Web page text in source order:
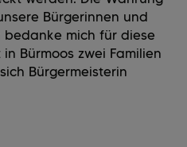
Bürgerinnen und
bedanke mich für diese
Bürmoos zwei Familien
Bürgermeisterin